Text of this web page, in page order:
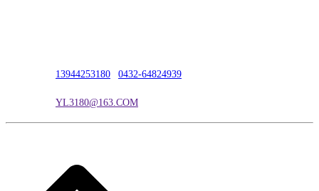
13944253180 0432-64824939
YL3180@163.COM